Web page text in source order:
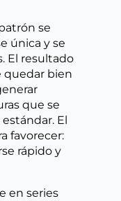
se
única y se
El resultado
quedar bien
que se
El
favorecer:
rápido y
en series